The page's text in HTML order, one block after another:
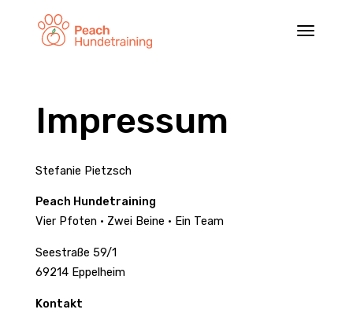
Impressum
Stefanie Pietzsch
Peach Hunde­training
Vier Pfoten • Zwei Beine • Ein Team
Seestraße 59/1
69214 Eppel­heim
Kontakt